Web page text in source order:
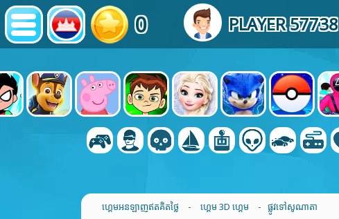
0 PLAYER 57738
ហ្គេមអនឡាញឥតគិតថ្លៃ - ហ្គេម 3D ហ្គេម - ផ្លូវទៅសូណាតា